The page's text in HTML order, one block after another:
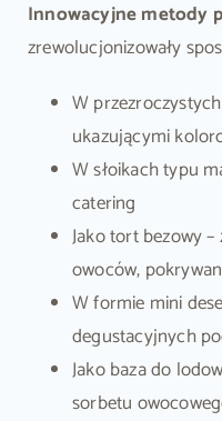
Innowacyjne metody
zrewolucjonizowały
W
ukazującymi
W słoikach typu
catering
Jako tort bezowy
owoców,
W formie mini
degustacyjnych
Jako baza do
sorbetu